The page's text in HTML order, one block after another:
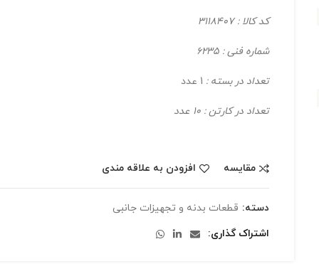
کد کالا : 3118407
شماره فنی : 6235
تعداد در بسته :
تعداد در کارتن : 10 عدد
مقایسه افزودن به علاقه مندی
دسته: قطعات بدنه و تجهیزات جانبی
اشتراک گذاری